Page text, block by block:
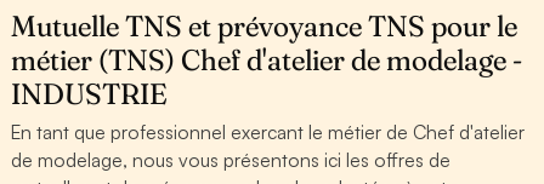
Mutuelle TNS et prévoyance TNS pour le
métier (TNS) Chef d'atelier de modelage -
INDUSTRIE
En tant que professionnel exercant le métier de Chef d'atelier
de modelage, nous vous présentons ici les offres de